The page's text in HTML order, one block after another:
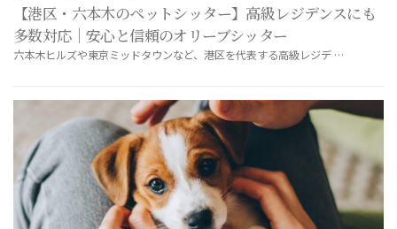
【港区・六本木のペットシッター】高級レジデンスにも
多数対応｜安心と信頼のオリーブシッター
六本木ヒルズや東京ミッドタウンなど、港区を代表する高級レジデ …